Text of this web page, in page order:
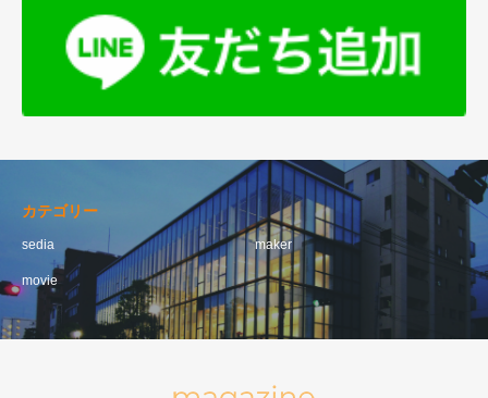
カテゴリー
sedia maker
movie